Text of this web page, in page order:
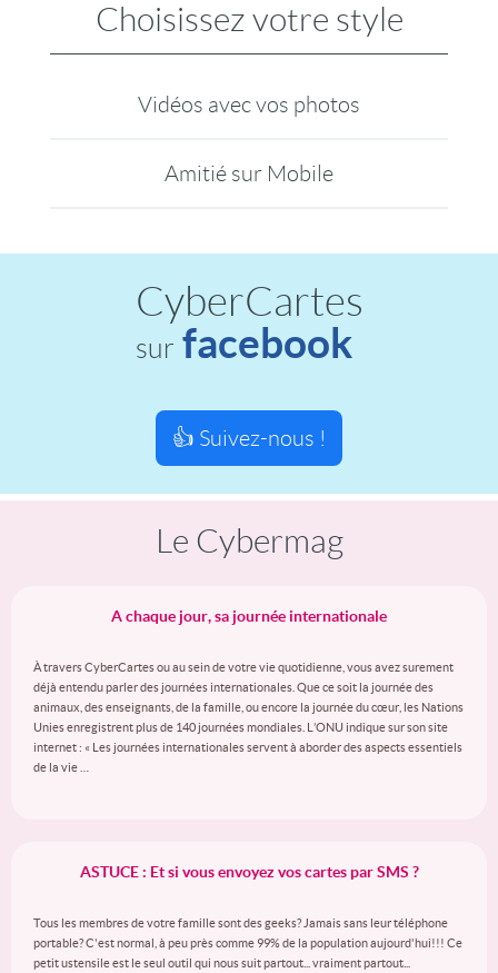
Choisissez votre style
Vidéos avec vos photos
Amitié sur Mobile
CyberCartes
sur facebook
👍 Suivez-nous !
Le Cybermag
A chaque jour, sa journée internationale
À travers CyberCartes ou au sein de votre vie quotidienne, vous avez surement
déjà entendu parler des journées internationales. Que ce soit la journée des
animaux, des enseignants, de la famille, ou encore la journée du cœur, les Nations
Unies enregistrent plus de 140 journées mondiales. L’ONU indique sur son site
internet : « Les journées internationales servent à aborder des aspects essentiels
de la vie …
ASTUCE : Et si vous envoyez vos cartes par SMS ?
Tous les membres de votre famille sont des geeks? Jamais sans leur téléphone
portable? C'est normal, à peu près comme 99% de la population aujourd'hui!!! Ce
petit ustensile est le seul outil qui nous suit partout... vraiment partout...